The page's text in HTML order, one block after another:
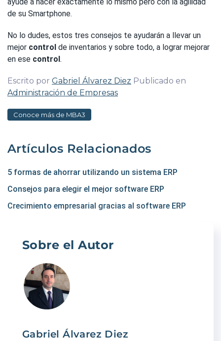
de su Smartphone.
No lo dudes, estos tres consejos te ayudarán a llevar un
mejor control de inventarios y sobre todo, a lograr mejorar
en ese control .
Escrito por Gabriel Álvarez Diez Publicado en
Administración de Empresas
Conoce más de MBA3
Artículos Relacionados
5 formas de ahorrar utilizando un sistema ERP
Consejos para elegir el mejor software ERP
Crecimiento empresarial gracias al software ERP
Sobre el Autor
Gabriel Álvarez Diez